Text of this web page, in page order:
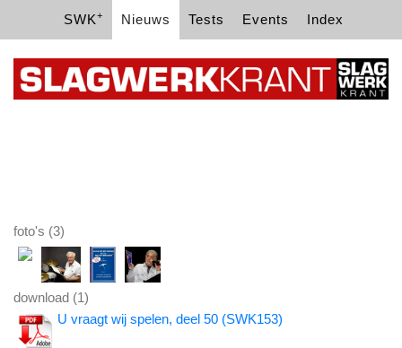
SWK+ Nieuws Tests Events Index
foto's (3)
download (1)
U vraagt wij spelen, deel 50 (SWK153)